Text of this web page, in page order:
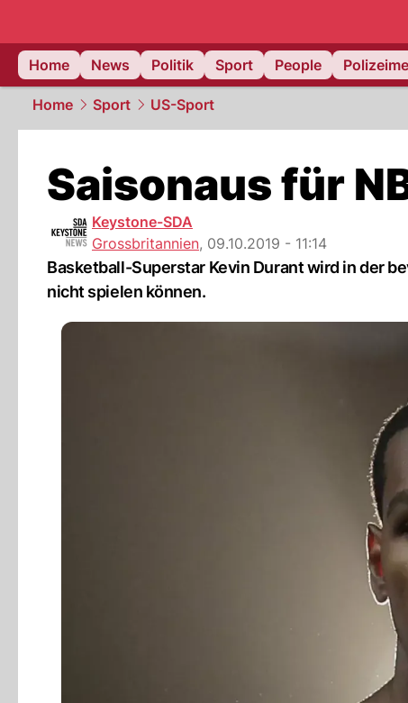
Home
News Politik Sport People
Home Sport US-Sport
Saisonaus für
Keystone-SDA
Grossbritannien, 09.10.2019 - 11:14
Basketball-Superstar Kevin Durant wird in der
nicht spielen können.